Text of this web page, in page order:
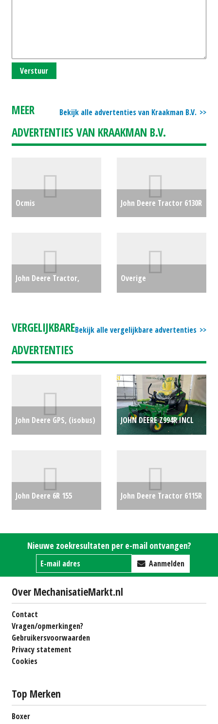
Verstuur
Bekijk alle advertenties van Kraakman B.V.
MEER
ADVERTENTIES VAN KRAAKMAN B.V.
Ocmis
(RL) #26817
€0
John Deere Tractor 6130R
John Deere Tractor,
Overige
Bekijk alle vergelijkbare advertenties
VERGELIJKBARE
ADVERTENTIES
John Deere GPS, (isobus)
JOHN DEERE Z994R INCL
John Deere 6R 155
John Deere Tractor 6115R
Nieuwe zoekresultaten per e-mail ontvangen?
Aanmelden
Over MechanisatieMarkt.nl
Contact
Vragen/opmerkingen?
Gebruikersvoorwaarden
Privacy statement
Cookies
Top Merken
Boxer